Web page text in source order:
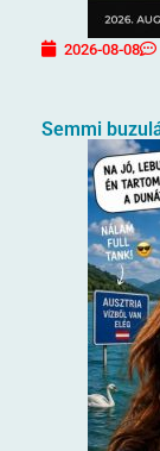
2026-08-08
Semmi